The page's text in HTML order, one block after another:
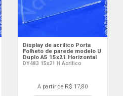
Display de acrilico Porta
Folheto de parede modelo U
Duplo A5 15x21 Horizontal
DY483 15x21 H Acrilico
A partir de R$ 17,80